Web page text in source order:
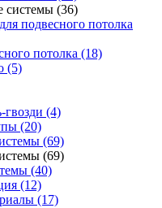
системы (36)
подвесного потолка
потолка (18)
(5)
(4)
(20)
(69)
(69)
(40)
(12)
(17)